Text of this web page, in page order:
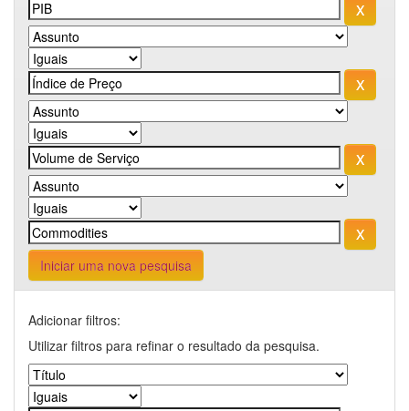
Iniciar uma nova pesquisa
Adicionar filtros:
Utilizar filtros para refinar o resultado da pesquisa.